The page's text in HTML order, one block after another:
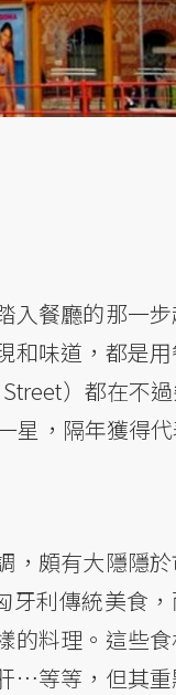
入餐廳的那一
和味道，都是
Street）都在不
星，隔年獲得
，頗有大隱隱
牙利傳統美食
的料理。這些
…等等，但其